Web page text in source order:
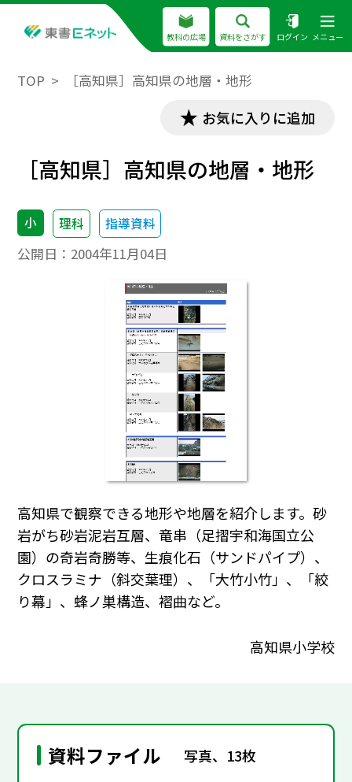
教科の広場 資料をさがす ログイン メニュー
TOP ［高知県］高知県の地層・地形
お気に入りに追加
［高知県］高知県の地層・地形
小 理科 指導資料
公開日： 2004年11月04日
高知県で観察できる地形や地層を紹介します。砂
岩がち砂岩泥岩互層、竜串（足摺宇和海国立公
園）の奇岩奇勝等、生痕化石（サンドパイプ）、
クロスラミナ（斜交葉理）、「大竹小竹」、「絞
り幕」、蜂ノ巣構造、褶曲など。
高知県小学校
資料ファイル 写真、13枚